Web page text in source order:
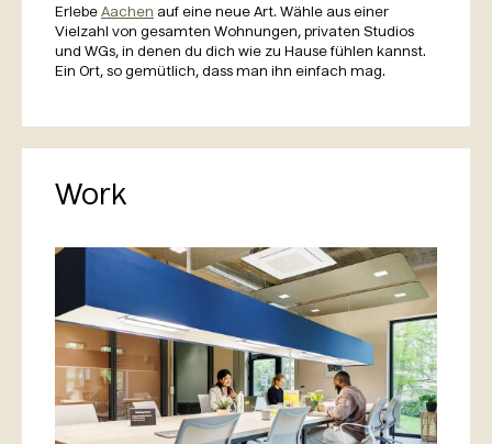
Erlebe Aachen auf eine neue Art. Wähle aus einer
Vielzahl von gesamten Wohnungen, privaten Studios
und WGs, in denen du dich wie zu Hause fühlen kannst.
Ein Ort, so gemütlich, dass man ihn einfach mag.
Work